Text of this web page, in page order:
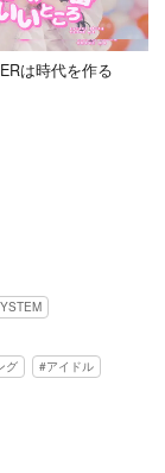
は時代を作る
グ アイドル